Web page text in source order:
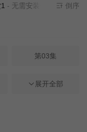
- 无需安装任何插件 倒序
第03集
第06集
展开全部